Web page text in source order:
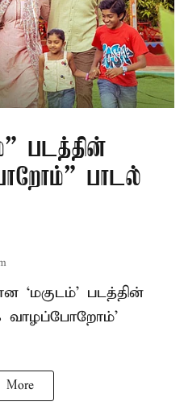
படத்தின்
பாடல்
‘மகுடம்’ படத்தின்
வாழப்போறோம்’
More